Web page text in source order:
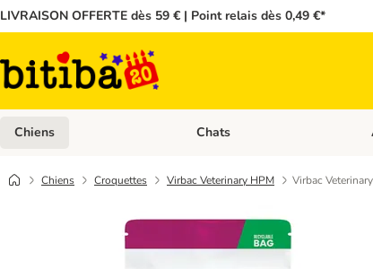
LIVRAISON OFFERTE dès 59 € | Point relais dès 0,49 €*
Chiens Dérouler les catégories: Chiens
Chats
Chiens Croquettes Virbac Veterinary HPM Virbac